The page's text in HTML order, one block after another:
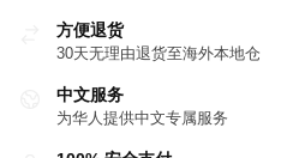
方便退货
30天无理由退货至海外本地仓
中文服务
为华人提供中文专属服务